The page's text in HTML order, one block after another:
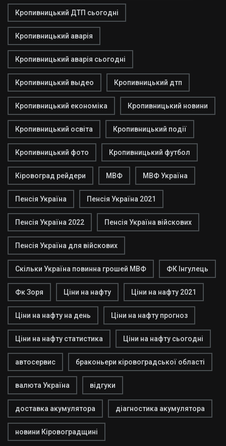
Кропивницький ДТП сьогодні
Кропивницький аварія
Кропивницький аварія сьогодні
Кропивницький выдео Кропивницький дтп
Кропивницький економіка Кропивницький новини
Кропивницький освіта Кропивницький події
Кропивницький фото Кропивницький футбол
Кіровоград рейдери МВФ МВФ Україна
Пенсія Україна Пенсія Україна 2021
Пенсія Україна 2022 Пенсія Україна війскових
Пенсія Україна для війскових
Скільки Україна повинна грошей МВФ ФК Інгулець
Фк Зоря Ціни на нафту Ціни на нафту 2021
Ціни на нафту на день Ціни на нафту прогноз
Ціни на нафту статистика Ціни на нафту сьогодні
автосервис браконьери кіровоградської області
валюта Україна відгуки
доставка акумулятора діагностика акумулятора
новини Кіровоградщині